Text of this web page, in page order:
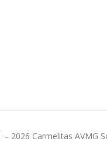
– 2026 Carmelitas AVMG